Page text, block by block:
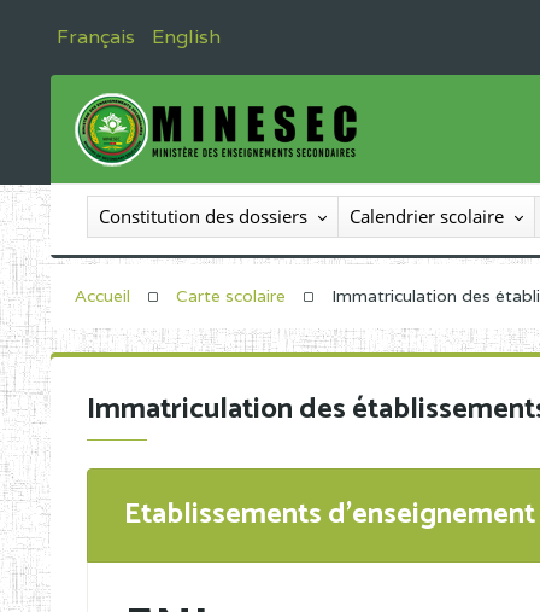
Français English
Constitution des dossiers Calendrier scolaire
Accueil Carte scolaire Immatriculation des
Immatriculation des
Etablissements